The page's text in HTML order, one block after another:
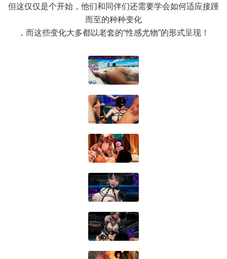
但这仅仅是个开始，他们和同伴们还需要学会如何适应接踵
而至的种种变化
，而这些变化大多都以老套的“性感尤物”的形式呈现！